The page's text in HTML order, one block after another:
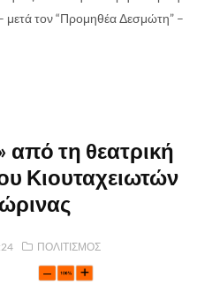
τον “Προμηθέα Δεσμώτη” –
τη θεατρική
Κιουταχειωτών
ΠΟΛΙΤΙΣΜΟΣ